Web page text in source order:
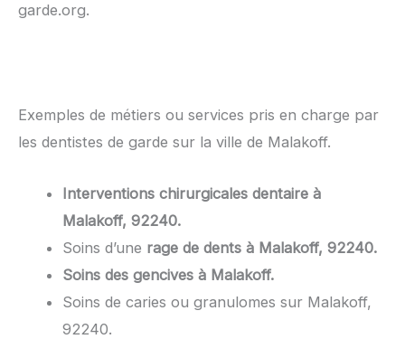
garde.org.
Exemples de métiers ou services pris en charge par
les dentistes de garde sur la ville de Malakoff.
Interventions chirurgicales dentaire à
Malakoff, 92240.
Soins d’une rage de dents à Malakoff, 92240.
Soins des gencives à Malakoff.
Soins de caries ou granulomes sur Malakoff,
92240.